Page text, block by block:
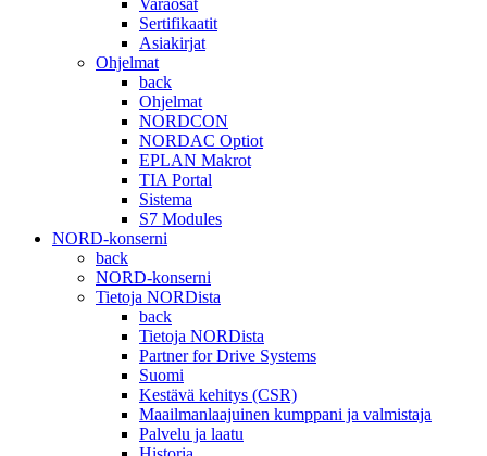
Varaosat
Sertifikaatit
Asiakirjat
Ohjelmat
back
Ohjelmat
NORDCON
NORDAC Optiot
EPLAN Makrot
TIA Portal
Sistema
S7 Modules
NORD-konserni
back
NORD-konserni
Tietoja NORDista
back
Tietoja NORDista
Partner for Drive Systems
Suomi
Kestävä kehitys (CSR)
Maailmanlaajuinen kumppani ja valmistaja
Palvelu ja laatu